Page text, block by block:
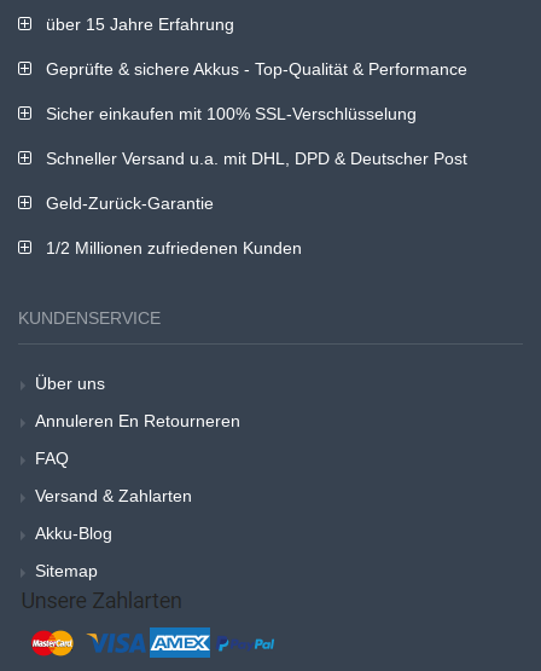
über 15 Jahre Erfahrung
Geprüfte & sichere Akkus - Top-Qualität & Performance
Sicher einkaufen mit 100% SSL-Verschlüsselung
Schneller Versand u.a. mit DHL, DPD & Deutscher Post
Geld-Zurück-Garantie
1/2 Millionen zufriedenen Kunden
KUNDENSERVICE
Über uns
Annuleren En Retourneren
FAQ
Versand & Zahlarten
Akku-Blog
Sitemap